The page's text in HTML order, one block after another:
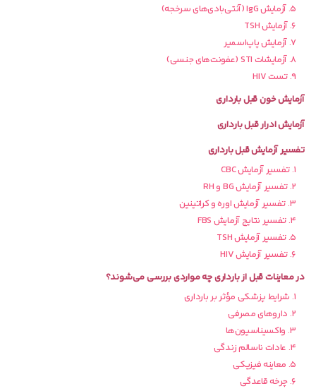
۵. آزمایش IgG (آنتی‌بادی‌های سرخجه)
۶. آزمایش TSH
۷. آزمایش پاپ‌اسمیر
۸. آزمایشات STI (عفونت‌های جنسی)
۹. تست HIV
آزمایش خون قبل بارداری
آزمایش ادرار قبل بارداری
تفسیر آزمایش قبل بارداری
۱. تفسیر آزمایش CBC
۲. تفسیر آزمایش BG و RH
۳. تفسیر آزمایش اوره و کراتینین
۴. تفسیر نتایج آزمایش FBS
۵. تفسیر آزمایش TSH
۶. تفسیر آزمایش HIV
در معاینات قبل از بارداری چه مواردی بررسی می‌شوند؟
۱. شرایط پزشکی مؤثر بر بارداری
۲. داروهای مصرفی
۳. واکسیناسیون‌ها
۴. عادات ناسالم زندگی
۵. معاینه فیزیکی
۶. چرخه قاعدگی